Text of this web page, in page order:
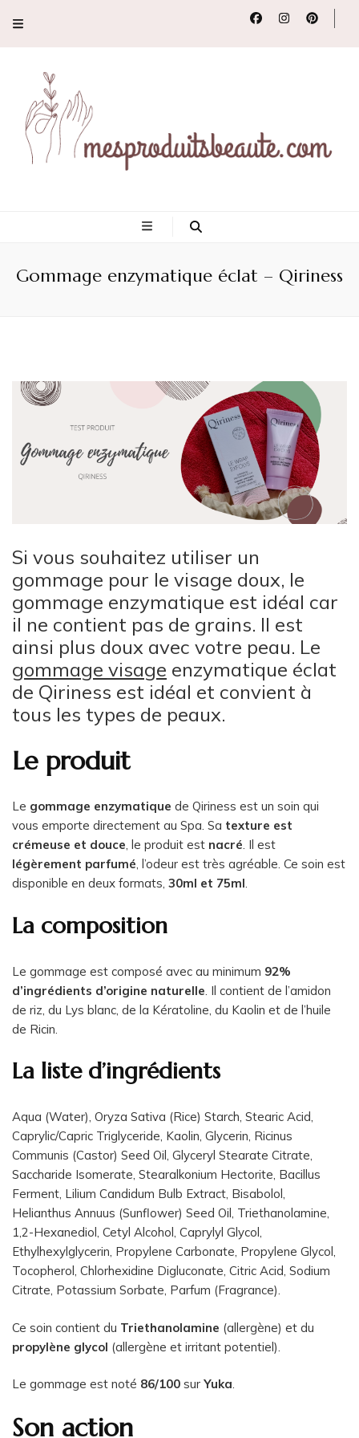
et revues de
produits beauté
Gommage enzymatique éclat – Qiriness
Si vous souhaitez utiliser un
gommage pour le visage doux, le
gommage enzymatique est idéal car
il ne contient pas de grains. Il est
ainsi plus doux avec votre peau. Le
gommage visage enzymatique éclat
de Qiriness est idéal et convient à
tous les types de peaux.
Le produit
Le gommage enzymatique de Qiriness est un soin qui
vous emporte directement au Spa. Sa texture est
crémeuse et douce, le produit est nacré. Il est
légèrement parfumé, l’odeur est très agréable. Ce soin est
disponible en deux formats, 30ml et 75ml.
La composition
Le gommage est composé avec au minimum 92%
d’ingrédients d’origine naturelle . Il contient de l’amidon
de riz, du Lys blanc, de la Kératoline, du Kaolin et de l’huile
de Ricin.
La liste d’ingrédients
Aqua (Water), Oryza Sativa (Rice) Starch, Stearic Acid,
Caprylic/Capric Triglyceride, Kaolin, Glycerin, Ricinus
Communis (Castor) Seed Oil, Glyceryl Stearate Citrate,
Saccharide Isomerate, Stearalkonium Hectorite, Bacillus
Ferment, Lilium Candidum Bulb Extract, Bisabolol,
Helianthus Annuus (Sunflower) Seed Oil, Triethanolamine,
1,2-Hexanediol, Cetyl Alcohol, Caprylyl Glycol,
Ethylhexylglycerin, Propylene Carbonate, Propylene Glycol,
Tocopherol, Chlorhexidine Digluconate, Citric Acid, Sodium
Citrate, Potassium Sorbate, Parfum (Fragrance).
Ce soin contient du Triethanolamine (allergène) et du
propylène glycol (allergène et irritant potentiel).
Le gommage est noté 86/100 sur Yuka.
Son action